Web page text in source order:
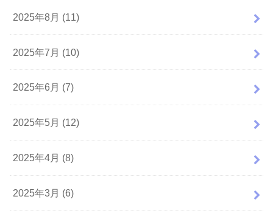
2025年8月 (11)
2025年7月 (10)
2025年6月 (7)
2025年5月 (12)
2025年4月 (8)
2025年3月 (6)